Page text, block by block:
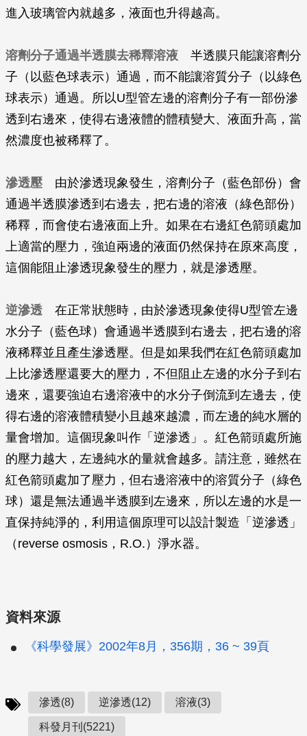
進入玻璃管內就越多，液面也升得越高。
溶劑分子通過半透膜去稀釋溶液 半透膜只能讓溶劑分
子（以藍色球表示）通過，而不能讓溶質分子（以綠色
球表示）通過。所以U型管左邊的溶劑分子有一部份滲
透到右邊來，使得右邊液體的體積變大、液面升高，當
然濃度也被稀釋了。
滲透壓 由於滲透現象發生，溶劑分子（藍色部份）會
通過半透膜滲透到右邊去，把右邊的溶液（綠色部份）
稀釋，而會使右邊液面上升。如果在右邊紅色箭頭處加
上適當的壓力，強迫兩邊的液面仍然保持在原來高度，
這個能阻止滲透現象發生的壓力，就是滲透壓。
逆滲透 在正常狀態時，由於滲透現象使得U型管左邊
水分子（藍色球）會通過半透膜到右邊去，把右邊的溶
液稀釋並且產生滲透壓。但是如果我們在紅色箭頭處加
上比滲透壓還要大的壓力，不但阻止左邊的水分子到右
邊來，還要強迫右邊溶液中的水分子倒流到左邊去，使
得右邊的溶液體積變小且越來越濃，而左邊的純水層的
量會增加。這個現象叫作「逆滲透」。紅色箭頭處所施
的壓力越大，左邊純水的量就會越多。請注意，雖然在
紅色箭頭處加了壓力，但右邊溶液中的溶質分子（綠色
球）還是無法通過半透膜到左邊來，所以左邊的水是一
直保持純淨的，利用這個原理可以設計製造「逆滲透」
（reverse osmosis，R.O.）淨水器。
資料來源
《科學發展》2002年8月，356期，36 ~ 39頁
滲透(8) 逆滲透(12) 溶液(3)
科發月刊(5221)